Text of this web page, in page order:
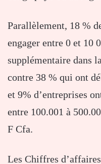
Parallèlement, 18 %
engager entre 0 et 10
supplémentaire dans
contre 38 % qui ont
et 9% d’entreprises
entre 100.001 à
F Cfa.
Les Chiffres